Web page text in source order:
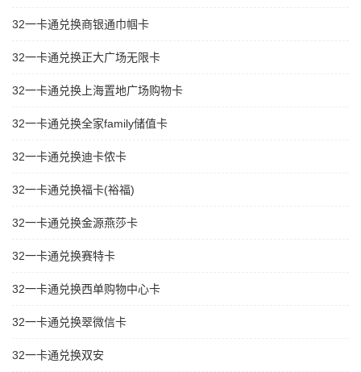
32一卡通兑换商银通巾帼卡
32一卡通兑换正大广场无限卡
32一卡通兑换上海置地广场购物卡
32一卡通兑换全家family储值卡
32一卡通兑换迪卡侬卡
32一卡通兑换福卡(裕福)
32一卡通兑换金源燕莎卡
32一卡通兑换赛特卡
32一卡通兑换西单购物中心卡
32一卡通兑换翠微信卡
32一卡通兑换双安